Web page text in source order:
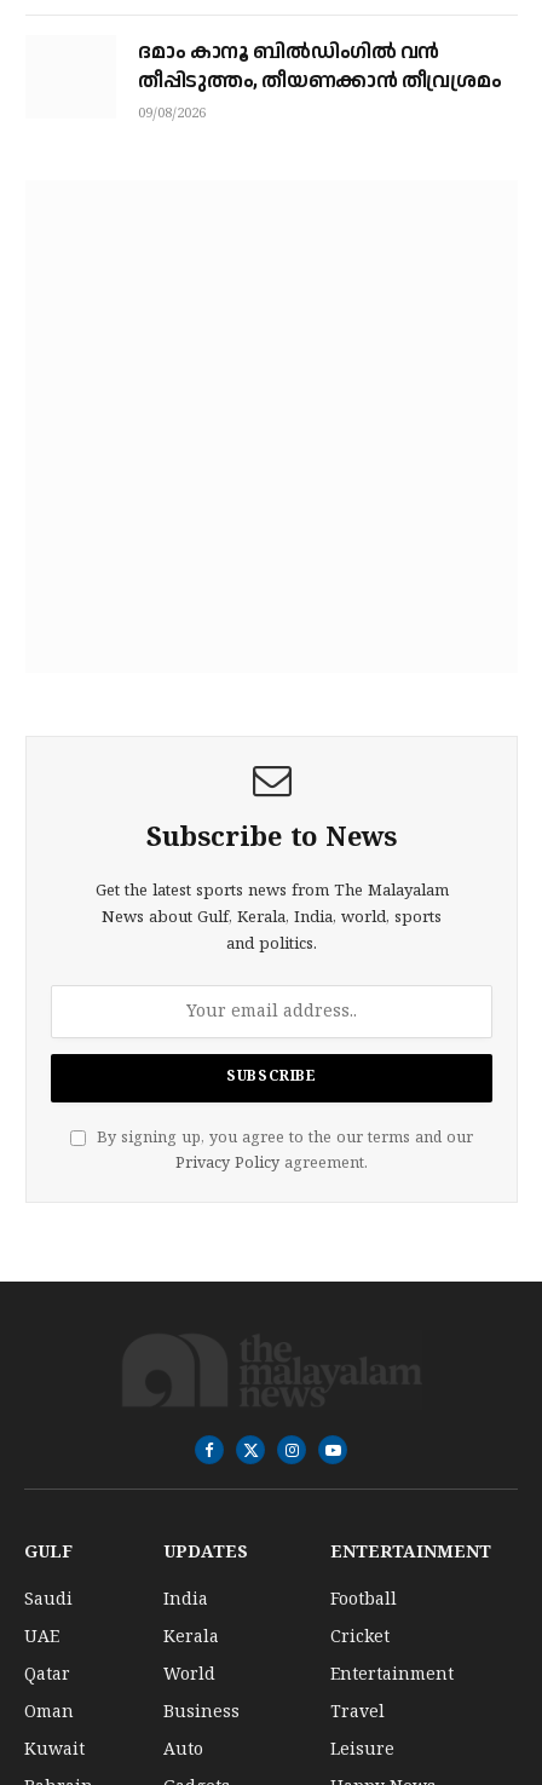
ദമാം കാനൂ ബിൽഡിംഗിൽ വൻ
തീപ്പിടുത്തം, തീയണക്കാൻ തീവ്രശ്രമം
09/08/2026
Subscribe to News
Get the latest sports news from The Malayalam
News about Gulf, Kerala, India, world, sports
and politics.
By signing up, you agree to the our terms and our
Privacy Policy agreement.
Facebook
X
(Twitter)
InstagramYouTube
GULF
Saudi
UAE
Qatar
Oman
Kuwait
UPDATES
India
Kerala
World
Business
Auto
ENTERTAINMENT
Football
Cricket
Entertainment
Travel
Leisure